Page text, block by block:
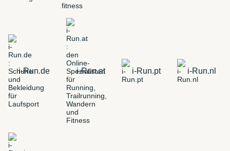
i-Run.de i-Run.at i-Run.pt i-Run.nl